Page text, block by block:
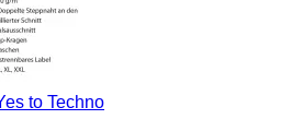
to Techno